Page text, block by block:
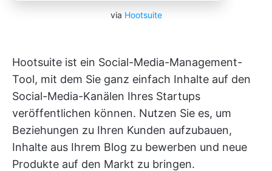
via Hootsuite
Hootsuite ist ein Social-Media-Management-
Tool, mit dem Sie ganz einfach Inhalte auf den
Social-Media-Kanälen Ihres Startups
veröffentlichen können. Nutzen Sie es, um
Beziehungen zu Ihren Kunden aufzubauen,
Inhalte aus Ihrem Blog zu bewerben und neue
Produkte auf den Markt zu bringen.